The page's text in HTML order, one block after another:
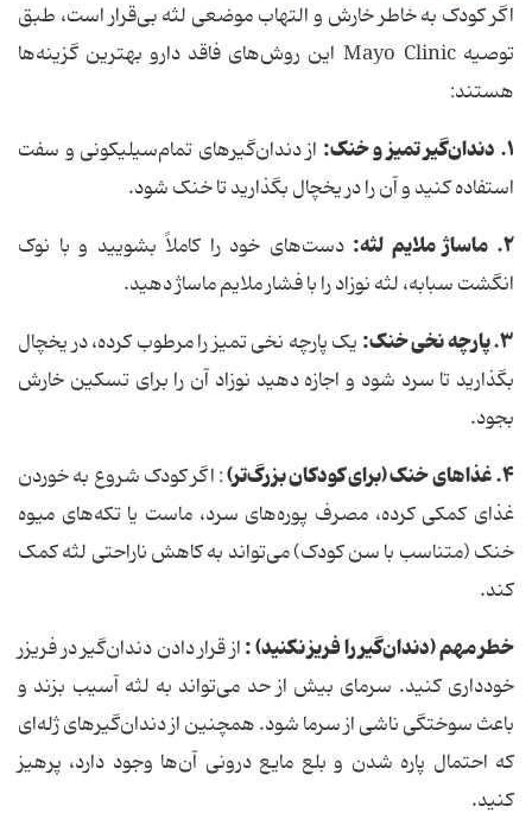
اگر کودک به خاطر خارش و التهاب موضعی لثه بی‌قرار است، طبق
توصیه Mayo Clinic این روش‌های فاقد دارو بهترین گزینه‌ها
هستند:
۱. دندان‌گیر تمیز و خنک:
از دندان‌گیرهای تمام‌سیلیکونی و سفت
استفاده کنید و آن را در یخچال بگذارید تا خنک شود.
۲. ماساژ ملایم لثه:
دست‌های خود را کاملاً بشویید و با نوک
انگشت سبابه، لثه نوزاد را با فشار ملایم ماساژ دهید.
۳. پارچه نخی خنک:
یک پارچه نخی تمیز را مرطوب کرده، در یخچال
بگذارید تا سرد شود و اجازه دهید نوزاد آن را برای تسکین خارش
بجود.
۴. غذاهای خنک (برای کودکان بزرگ‌تر)
: اگر کودک شروع به خوردن
غذای کمکی کرده، مصرف پوره‌های سرد، ماست یا تکه‌های میوه
خنک (متناسب با سن کودک) می‌تواند به کاهش ناراحتی لثه کمک
کند.
خطر مهم (دندان‌گیر را فریز نکنید):از قرار دادن دندان‌گیر در فریزر
خودداری کنید. سرمای بیش از حد می‌تواند به لثه آسیب بزند و
باعث سوختگی ناشی از سرما شود. همچنین از دندان‌گیرهای ژله‌ای
که احتمال پاره شدن و بلع مایع درونی آن‌ها وجود دارد، پرهیز
کنید.